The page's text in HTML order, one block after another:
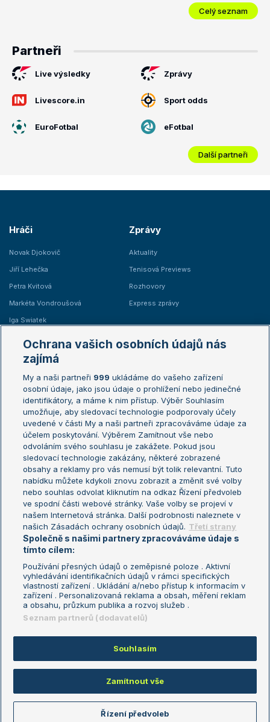
Celý seznam
Partneři
Live výsledky Zprávy
Livescore.in Sport odds
EuroFotbal eFotbal
Další partneři
Hráči
Novak Djokovič
Jiří Lehečka
Petra Kvitová
Markéta Vondroušová
Iga Swiatek
Zprávy
Aktuality
Tenisová Previews
Rozhovory
Express zprávy
Žebříčky
Žebříček ATP (muži)
Žebříček WTA (ženy)
Sázkařský žebříček
Australian Open
French Open
Wimbledon
US Open
Turnaj mistrů
Turnaj mistryň
Aktualní trendy
Fotbalové přestupy
Livesport Daily
LS Prague Open
Podmínky užití
Nastavení soukromí
GDPR a žurnalistika
Reklama
Kontakt
Informace o zpracování osobních
údajů
Copyright © 2008-2026 TenisPortal.cz. Využíváme zpravodajství ČTK.
Ochrana vašich osobních údajů nás
zajímá
My a naši partneři 999 ukládáme do vašeho zařízení
osobní údaje, jako jsou údaje o prohlížení nebo jedinečné
identifikátory, a máme k nim přístup. Výběr Souhlasím
umožňuje, aby sledovací technologie podporovaly účely
uvedené v části My a naši partneři zpracováváme údaje za
účelem poskytování. Výběrem Zamítnout vše nebo
odvoláním svého souhlasu je zakážete. Pokud jsou
sledovací technologie zakázány, některé zobrazené
obsahy a reklamy pro vás nemusí být tolik relevantní. Tuto
nabídku můžete kdykoli znovu zobrazit a změnit své volby
nebo souhlas odvolat kliknutím na odkaz Řízení předvoleb
ve spodní části webové stránky. Vaše volby se projeví v
našem Internetová stránka. Další podrobnosti naleznete v
našich Zásadách ochrany osobních údajů. Třetí strany
Společně s našimi partnery zpracováváme údaje s
tímto cílem:
Používání přesných údajů o zeměpisné poloze . Aktivní
vyhledávání identifikačních údajů v rámci specifických
vlastností zařízení . Ukládání a/nebo přístup k informacím v
zařízení . Personalizovaná reklama a obsah, měření reklam
a obsahu, průzkum publika a rozvoj služeb .
Seznam partnerů (dodavatelů)
Souhlasím
Zamítnout vše
Řízení předvoleb